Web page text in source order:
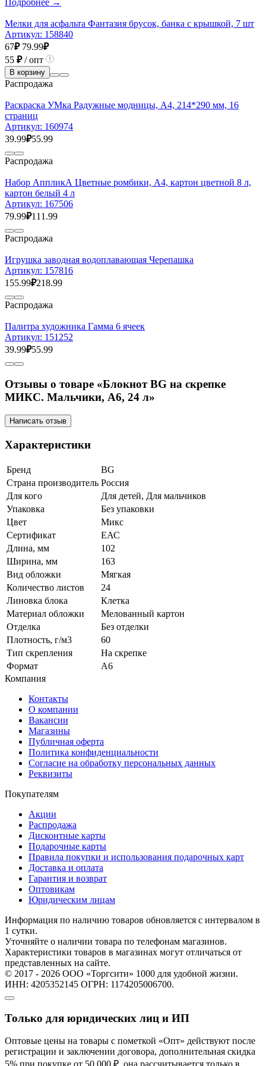
Подробнее →
Мелки для асфальта Фантазия брусок, банка с крышкой, 7 шт
Артикул: 158840
67₽ 79.99₽
55 ₽/ опт
В корзину
Распродажа
Раскраска УМка Радужные модницы, А4, 214*290 мм, 16
страниц
Артикул: 160974
39.99₽55.99
Распродажа
Набор АппликА Цветные ромбики, А4, картон цветной 8 л,
картон белый 4 л
Артикул: 167506
79.99₽111.99
Распродажа
Игрушка заводная водоплавающая Черепашка
Артикул: 157816
155.99₽218.99
Распродажа
Палитра художника Гамма 6 ячеек
Артикул: 151252
39.99₽55.99
Отзывы о товаре «Блокнот BG на скрепке
МИКС. Мальчики, А6, 24 л»
Написать отзыв
Характеристики
Бренд
BG
Страна производитель Россия
Для кого
Для детей, Для мальчиков
Упаковка
Без упаковки
Цвет
Микс
Сертификат
ЕАС
Длина, мм
102
Ширина, мм
163
Вид обложки
Мягкая
Количество листов
24
Линовка блока
Клетка
Материал обложки
Мелованный картон
Отделка
Без отделки
Плотность, г/м3
60
Тип скрепления
На скрепке
Формат
A6
Компания
Контакты
О компании
Вакансии
Магазины
Публичная оферта
Политика конфиденциальности
Согласие на обработку персональных данных
Реквизиты
Покупателям
Акции
Распродажа
Дисконтные карты
Подарочные карты
Правила покупки и использования подарочных карт
Доставка и оплата
Гарантия и возврат
Оптовикам
Юридическим лицам
Информация по наличию товаров обновляется с интервалом в
1 сутки.
Уточняйте о наличии товара по телефонам магазинов.
Характеристики товаров в магазинах могут отличаться от
представленных на сайте.
© 2017 - 2026 ООО «Торгсити» 1000 для удобной жизни.
ИНН: 4205352145 ОГРН: 1174205006700.
Только для юридических лиц и ИП
Оптовые цены на товары с пометкой «Опт» действуют после
регистрации и заключении договора, дополнительная скидка